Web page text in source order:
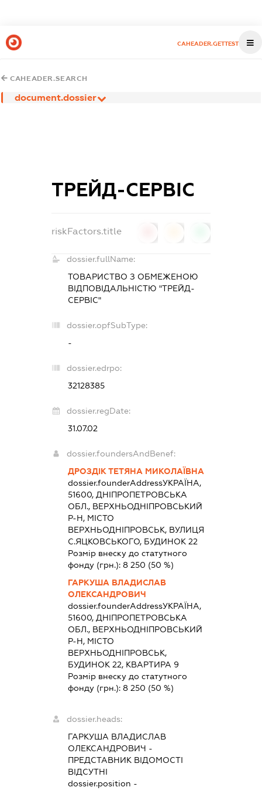
CAHEADER.GETTEST
CAHEADER.SEARCH
document.dossier
ТРЕЙД-СЕРВІС
riskFactors.title
dossier.fullName:
ТОВАРИСТВО З ОБМЕЖЕНОЮ
ВІДПОВІДАЛЬНІСТЮ "ТРЕЙД-
СЕРВІС"
dossier.opfSubType:
-
dossier.edrpo:
32128385
dossier.regDate:
31.07.02
dossier.foundersAndBenef:
ДРОЗДІК ТЕТЯНА МИКОЛАЇВНА
dossier.founderAddressУКРАЇНА,
51600, ДНІПРОПЕТРОВСЬКА
ОБЛ., ВЕРХНЬОДНІПРОВСЬКИЙ
Р-Н, МІСТО
ВЕРХНЬОДНІПРОВСЬК, ВУЛИЦЯ
С.ЯЦКОВСЬКОГО, БУДИНОК 22
Розмір внеску до статутного
фонду (грн.):8 250 (50 %)
ГАРКУША ВЛАДИСЛАВ
ОЛЕКСАНДРОВИЧ
dossier.founderAddressУКРАЇНА,
51600, ДНІПРОПЕТРОВСЬКА
ОБЛ., ВЕРХНЬОДНІПРОВСЬКИЙ
Р-Н, МІСТО
ВЕРХНЬОДНІПРОВСЬК,
БУДИНОК 22, КВАРТИРА 9
Розмір внеску до статутного
фонду (грн.):8 250 (50 %)
dossier.heads:
ГАРКУША ВЛАДИСЛАВ
ОЛЕКСАНДРОВИЧ -
ПРЕДСТАВНИК ВІДОМОСТІ
ВІДСУТНІ
dossier.position -